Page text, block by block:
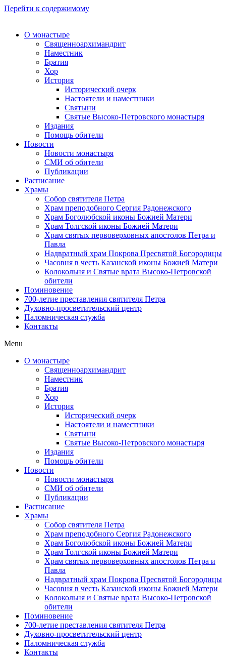
Перейти к содержимому
О монастыре
Священноархимандрит
Наместник
Братия
Хор
История
Исторический очерк
Настоятели и наместники
Святыни
Святые Высоко-Петровского монастыря
Издания
Помощь обители
Новости
Новости монастыря
СМИ об обители
Публикации
Расписание
Храмы
Собор святителя Петра
Храм преподобного Сергия Радонежского
Храм Боголюбской иконы Божией Матери
Храм Толгской иконы Божией Матери
Храм святых первоверховных апостолов Петра и
Павла
Надвратный храм Покрова Пресвятой Богородицы
Часовня в честь Казанской иконы Божией Матери
Колокольня и Святые врата Высоко-Петровской
обители
Поминовение
700-летие преставления святителя Петра
Духовно-просветительский центр
Паломническая служба
Контакты
Menu
О монастыре
Священноархимандрит
Наместник
Братия
Хор
История
Исторический очерк
Настоятели и наместники
Святыни
Святые Высоко-Петровского монастыря
Издания
Помощь обители
Новости
Новости монастыря
СМИ об обители
Публикации
Расписание
Храмы
Собор святителя Петра
Храм преподобного Сергия Радонежского
Храм Боголюбской иконы Божией Матери
Храм Толгской иконы Божией Матери
Храм святых первоверховных апостолов Петра и
Павла
Надвратный храм Покрова Пресвятой Богородицы
Часовня в честь Казанской иконы Божией Матери
Колокольня и Святые врата Высоко-Петровской
обители
Поминовение
700-летие преставления святителя Петра
Духовно-просветительский центр
Паломническая служба
Контакты